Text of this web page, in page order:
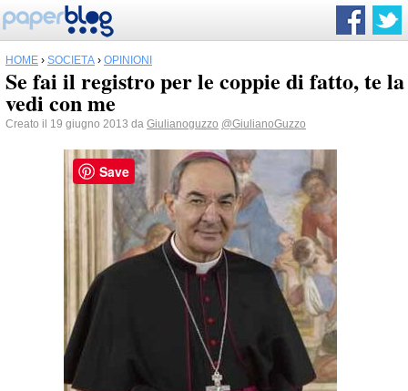
HOME › SOCIETÀ › OPINIONI
Se fai il registro per le coppie di fatto, te la
vedi con me
Creato il 19 giugno 2013 da Giulianoguzzo @GiulianoGuzzo
Save